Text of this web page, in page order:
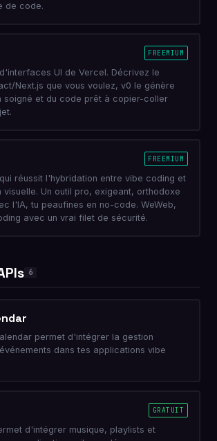
de code.
FREEMIUM
UI de Vercel. Décrivez le
Next.js que vous voulez, v0 le génère
soigné et du code prêt à copier-coller
FREEMIUM
réussit l'hybridation entre vibe coding et
visuelle. Un outil pro, exigeant, orthodoxe
l'IA, tu peaufines en no-code. WeWeb,
avec un vrai filet de sécurité.
6
permet d'intégrer la gestion
dans tes applications vibe
GRATUIT
d'intégrer musique, playlists et